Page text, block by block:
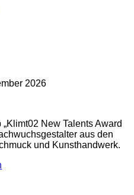
2026
New Talents Award
aus den
und Kunsthandwerk.